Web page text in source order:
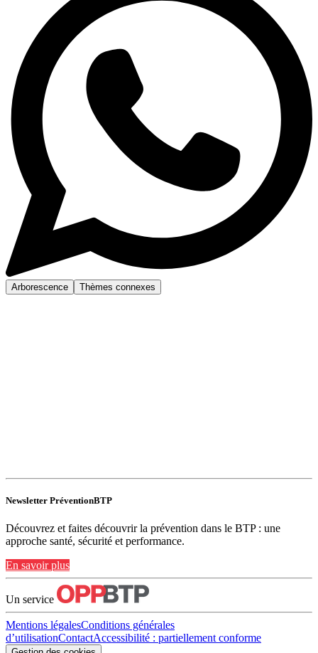
Arborescence Thèmes connexes
Newsletter PréventionBTP
Découvrez et faites découvrir la prévention dans le BTP : une
approche santé, sécurité et performance.
En savoir plus
Un service
Mentions légalesConditions générales
d’utilisationContactAccessibilité : partiellement conforme